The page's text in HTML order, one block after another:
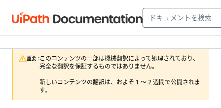
重要 :このコンテンツの一部は機械翻訳によって処理されており、
完全な翻訳を保証するものではありません。
新しいコンテンツの翻訳は、およそ 1 ～ 2 週間で公開されま
す。